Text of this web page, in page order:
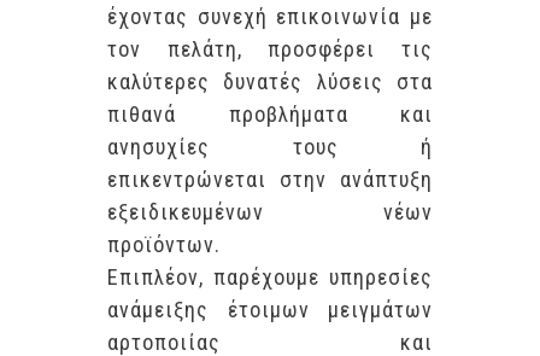
έχοντας συνεχή επικοινωνία με
τον πελάτη, προσφέρει τις
καλύτερες δυνατές λύσεις στα
πιθανά προβλήματα και
ανησυχίες τους ή
επικεντρώνεται στην ανάπτυξη
εξειδικευμένων νέων
προϊόντων.
Επιπλέον, παρέχουμε υπηρεσίες
ανάμειξης έτοιμων μειγμάτων
αρτοποιίας και